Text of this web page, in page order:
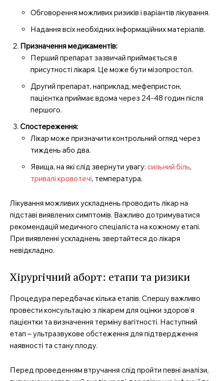
Обговорення можливих ризиків і варіантів лікування.
Надання всіх необхідних інформаційних матеріалів.
Призначення медикаментів:
Перший препарат зазвичай приймається в
присутності лікаря. Це може бути мізопростол.
Другий препарат, наприклад, мефепристон,
пацієнтка приймає вдома через 24-48 годин після
першого.
Спостереження:
Лікар може призначити контрольний огляд через
тиждень або два.
Явища, на які слід звернути увагу: сильний біль,
тривалі кровотечі, температура.
Лікування можливих ускладнень проводить лікар на
підставі виявлених симптомів. Важливо дотримуватися
рекомендацій медичного спеціаліста на кожному етапі.
При виявленні ускладнень звертайтеся до лікаря
невідкладно.
Хірургічний аборт: етапи та ризики
Процедура передбачає кілька етапів. Спершу важливо
провести консультацію з лікарем для оцінки здоров’я
пацієнтки та визначення терміну вагітності. Наступний
етап – ультразвукове обстеження для підтвердження
наявності та стану плоду.
Перед проведенням втручання слід пройти певні аналізи,